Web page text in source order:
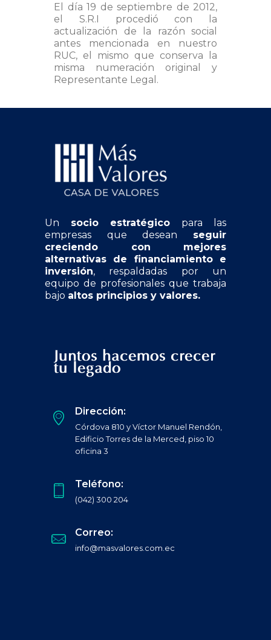
El día 19 de septiembre de 2012,
el S.R.I procedió con la
actualización de la razón social
antes mencionada en nuestro
RUC, el mismo que conserva la
misma numeración original y
Representante Legal.
Un socio estratégico para las
empresas que desean seguir
creciendo con mejores
alternativas de financiamiento e
inversión, respaldadas por un
equipo de profesionales que trabaja
bajo altos principios y valores.
Juntos hacemos crecer
tu legado
Dirección:
Córdova 810 y Víctor Manuel Rendón,
Edificio Torres de la Merced, piso 10
oficina 3
Teléfono:
(042) 300 204
Correo:
info@masvalores.com.ec